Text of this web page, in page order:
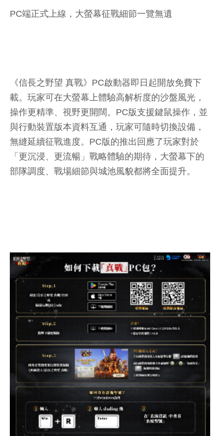
PC端正式上線，大螢幕征戰細節一覽無遺
《信長之野望 真戰》PC啟動器即日起開放免費下
載。玩家可在大螢幕上體驗高解析度的沙盤風光，
操作更精準、視野更開闊。PC版支援鍵鼠操作，並
與行動裝置版本資料互通，玩家可隨時切換設備，
無縫延續征戰進度。PC版的推出回應了玩家對於
「更沉浸、更流暢」戰略體驗的期待，大螢幕下的
部隊調度、戰場細節與城池風貌都將全面提升。